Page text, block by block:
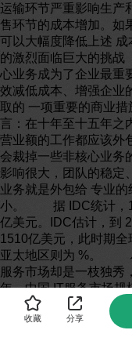
收藏 分享